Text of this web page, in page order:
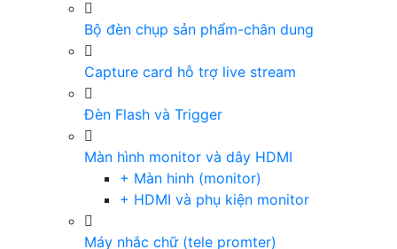
Bộ đèn chụp sản phẩm-chân dung
Capture card hỗ trợ live stream
Đèn Flash và Trigger
Màn hình monitor và dây HDMI
+ Màn hinh (monitor)
+ HDMI và phụ kiện monitor
Máy nhắc chữ (tele promter)